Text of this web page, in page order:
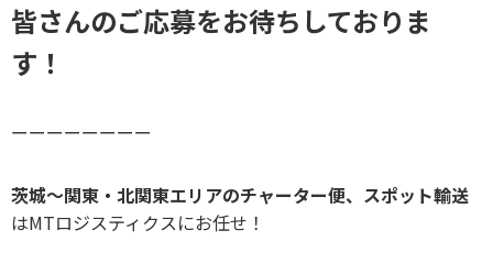
皆さんのご応募をお待ちしておりま
す！
ーーーーーーーー
茨城～関東・北関東エリアのチャーター便、スポット輸送
はMTロジスティクスにお任せ！